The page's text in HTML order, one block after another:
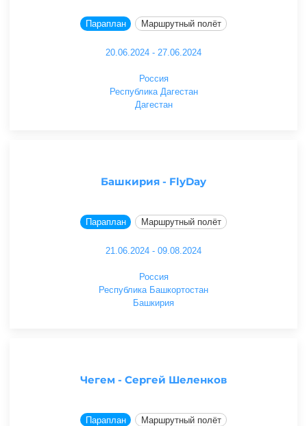
Параплан Маршрутный полёт
20.06.2024 - 27.06.2024
Россия
Республика Дагестан
Дагестан
Башкирия - FlyDay
Параплан Маршрутный полёт
21.06.2024 - 09.08.2024
Россия
Республика Башкортостан
Башкирия
Чегем - Сергей Шеленков
Параплан Маршрутный полёт